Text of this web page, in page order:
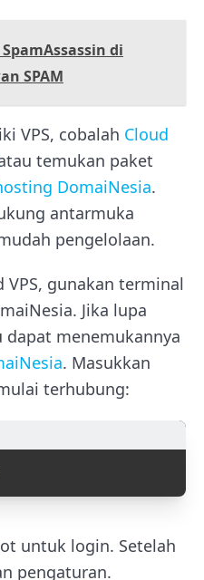
di
SPAM
VPS, cobalah Cloud
temukan paket
DomaiNesia.
antarmuka
pengelolaan.
gunakan terminal
Jika lupa
dapat menemukannya
. Masukkan
terhubung:
untuk login. Setelah
pengaturan.